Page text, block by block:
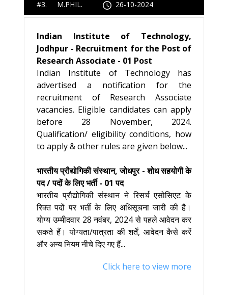
#3. M.PHIL. 26-10-2024
Indian Institute of Technology,
Jodhpur - Recruitment for the Post of
Research Associate - 01 Post
Indian Institute of Technology has
advertised a notification for the
recruitment of Research Associate
vacancies. Eligible candidates can apply
before 28 November, 2024.
Qualification/ eligibility conditions, how
to apply & other rules are given below...
भारतीय प्रौद्योगिकी संस्थान, जोधपुर - शोध सहयोगी के
पद / पदों के लिए भर्ती - 01 पद
भारतीय प्रौद्योगिकी संस्थान ने रिसर्च एसोसिएट के
रिक्त पदों पर भर्ती के लिए अधिसूचना जारी की है।
योग्य उम्मीदवार 28 नवंबर, 2024 से पहले आवेदन कर
सकते हैं। योग्यता/पात्रता की शर्तें, आवेदन कैसे करें
और अन्य नियम नीचे दिए गए हैं...
Click here to view more